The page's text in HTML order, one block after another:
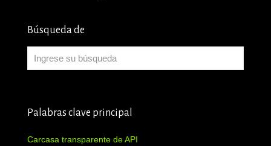
Búsqueda de
Palabras clave principal
Carcasa transparente de API